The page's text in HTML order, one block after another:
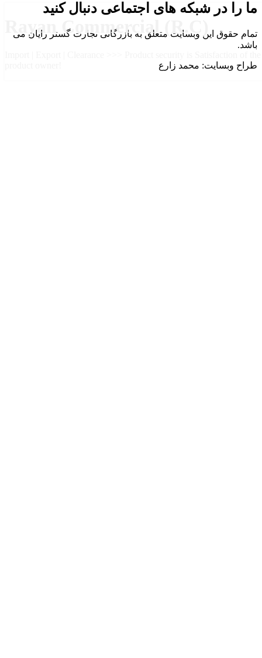
Rayan Commercial (R.C)
ما را در شبکه های اجتماعی دنبال کنید
تمام حقوق این وبسایت متعلق به بازرگانی تجارت گستر رایان می
باشد.
طراح وبسایت: محمد زارع